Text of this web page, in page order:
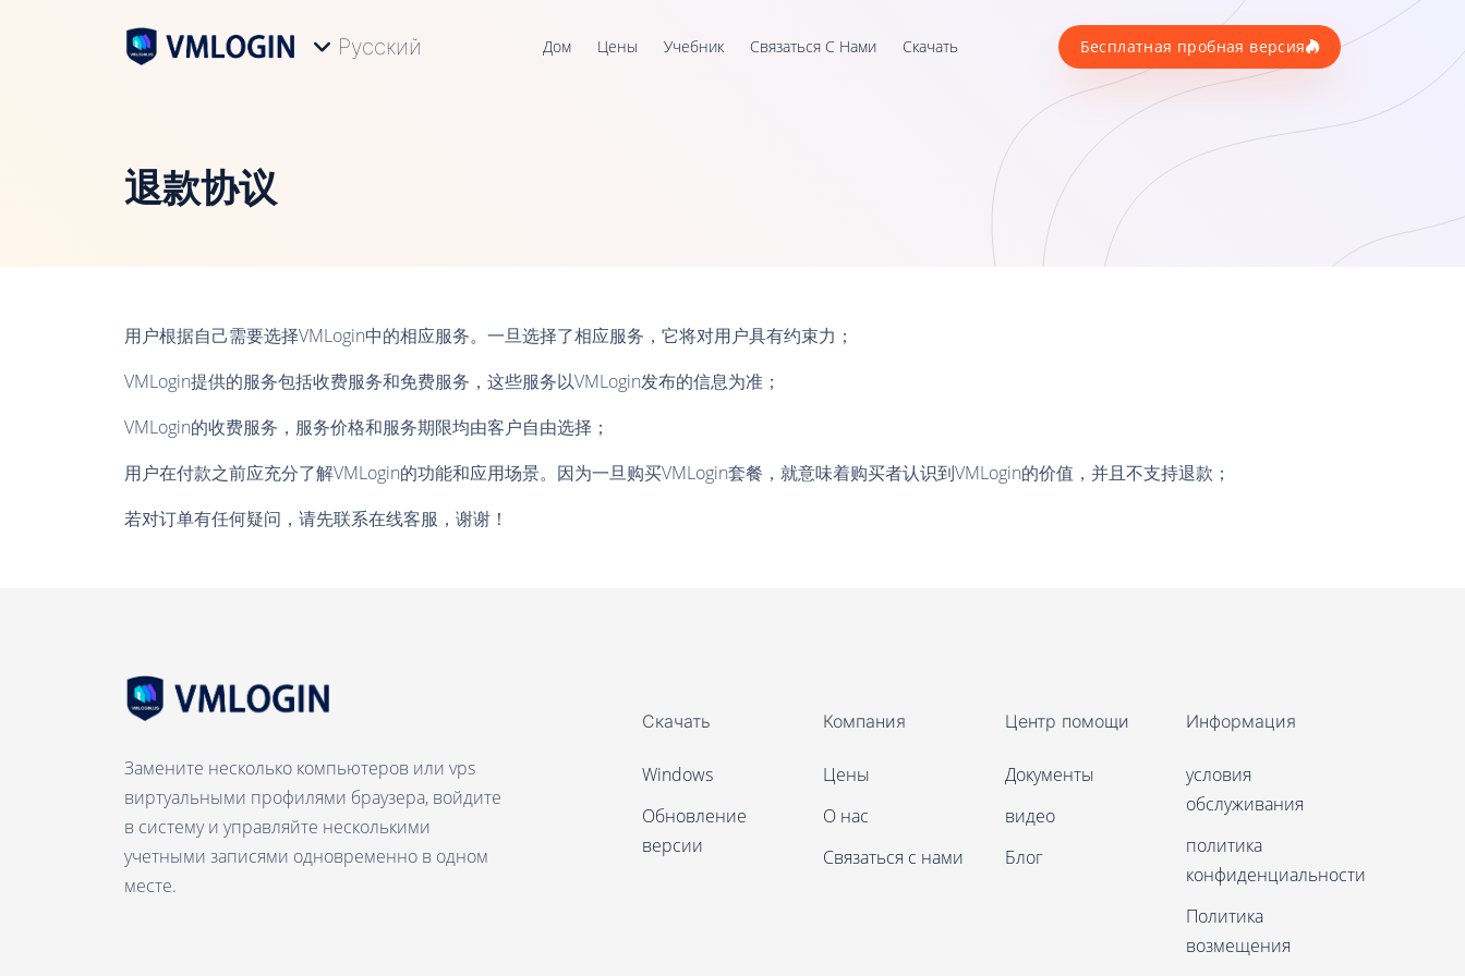
Русский Дом Цены Учебник Связаться С Нами Скачать Бесплатная пробная версия
退款协议
用户根据自己需要选择VMLogin中的相应服务。一旦选择了相应服务，它将对用户具有约束力；
VMLogin提供的服务包括收费服务和免费服务，这些服务以VMLogin发布的信息为准；
VMLogin的收费服务，服务价格和服务期限均由客户自由选择；
用户在付款之前应充分了解VMLogin的功能和应用场景。因为一旦购买VMLogin套餐，就意味着购买者认识到VMLogin的价值，并且不支持退款；
若对订单有任何疑问，请先联系在线客服，谢谢！
Замените несколько компьютеров или vps
виртуальными профилями браузера, войдите
в систему и управляйте несколькими
учетными записями одновременно в одном
месте.
Скачать
Windows
Обновление
версии
Компания
Цены
О нас
Связаться с нами
Центр помощи
Документы
видео
Блог
Информация
условия
обслуживания
политика
конфиденциальности
Политика
возмещения